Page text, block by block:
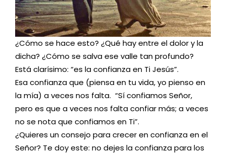
¿Cómo se hace esto? ¿Qué hay entre el dolor y la
dicha? ¿Cómo se salva ese valle tan profundo?
Está clarísimo: “es la confianza en Ti Jesús”.
Esa confianza que (piensa en tu vida, yo pienso en
la mía) a veces nos falta. “Sí confiamos Señor,
pero es que a veces nos falta confiar más; a veces
no se nota que confiamos en Ti”.
¿Quieres un consejo para crecer en confianza en el
Señor? Te doy este: no dejes la confianza para los